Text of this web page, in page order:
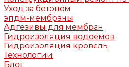
Уход за бетоном
эпдм-мембраны
Адгезивы для мембран
Гидроизоляция водоемов
Гидроизоляция кровель
Технологии
Блог